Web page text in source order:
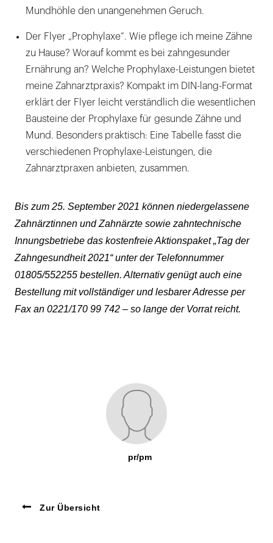
Mundhöhle den unangenehmen Geruch.
Der Flyer „Prophylaxe“. Wie pflege ich meine Zähne
zu Hause? Worauf kommt es bei zahngesunder
Ernährung an? Welche Prophylaxe-Leistungen bietet
meine Zahnarztpraxis? Kompakt im DIN-lang-Format
erklärt der Flyer leicht verständlich die wesentlichen
Bausteine der Prophylaxe für gesunde Zähne und
Mund. Besonders praktisch: Eine Tabelle fasst die
verschiedenen Prophylaxe-Leistungen, die
Zahnarztpraxen anbieten, zusammen.
Bis zum 25. September 2021 können niedergelassene
Zahnärztinnen und Zahnärzte sowie zahntechnische
Innungsbetriebe das kostenfreie Aktionspaket „Tag der
Zahngesundheit 2021“ unter der Telefonnummer
01805/552255 bestellen. Alternativ genügt auch eine
Bestellung mit vollständiger und lesbarer Adresse per
Fax an 0221/170 99 742 – so lange der Vorrat reicht.
pr/pm
Zur Übersicht